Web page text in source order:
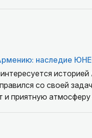
наследие
со своей
и приятную